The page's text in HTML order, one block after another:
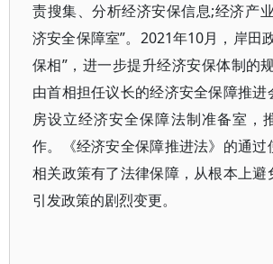
责搜集、分析经济安保信息;经济产
济安全保障室”。2021年10月，岸田
保相”，进一步提升经济安保体制的
由首相担任议长的经济安全保障推进
房设立经济安全保障法制准备室，
作。《经济安全保障推进法》的通过
相关政策有了法律保障，从根本上避
引发政策的剧烈变更。